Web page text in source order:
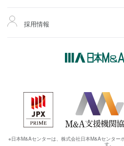
採用情報
※日本M&Aセンターは、株式会社日本M&Aセンター
す。